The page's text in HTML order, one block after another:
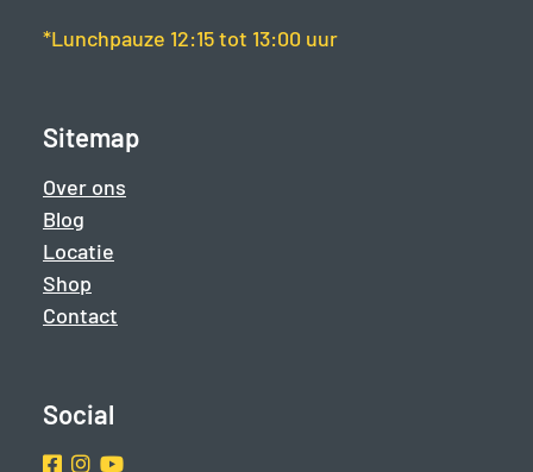
*Lunchpauze 12:15 tot 13:00 uur
Sitemap
Over ons
Blog
Locatie
Shop
Contact
Social
Facebook
Instragram
Youtube